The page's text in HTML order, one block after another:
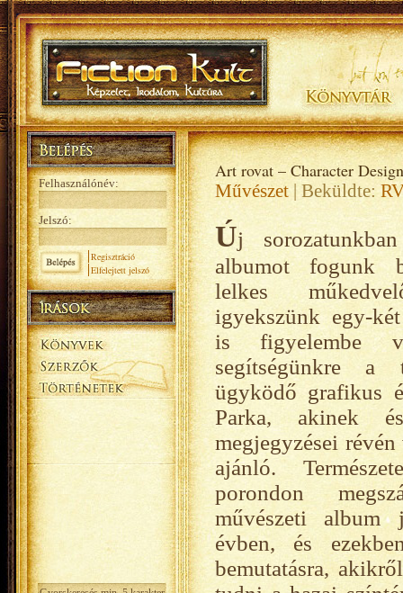
Felhasználónév:
Jelszó:
Regisztráció
Elfelejtett jelszó
Art rovat – Character Design
Művészet | Beküldte:
Új
albumot fogunk
lelkes
igyekszünk egy-
is figyelembe
segítségünkre a
ügyködő grafikus
Parka, akinek
megjegyzései
ajánló.
porondon
művészeti album
évben, és
bemutatásra,